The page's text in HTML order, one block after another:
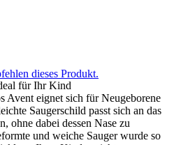
dieses Produkt.
für Ihr Kind
eignet sich für Neugeborene
Saugerschild passt sich an das
ohne dabei dessen Nase zu
und weiche Sauger wurde so